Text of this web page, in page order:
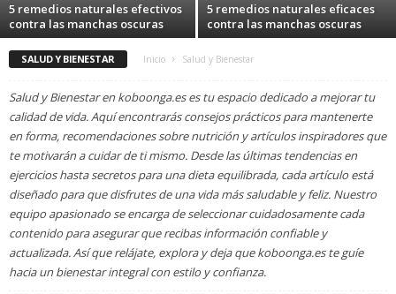
5 remedios naturales efectivos
contra las manchas oscuras
5 remedios naturales eficaces
contra las manchas oscuras
SALUD Y BIENESTAR Inicio Salud y Bienestar
Salud y Bienestar en koboonga.es es tu espacio dedicado a mejorar tu
calidad de vida. Aquí encontrarás consejos prácticos para mantenerte
en forma, recomendaciones sobre nutrición y artículos inspiradores que
te motivarán a cuidar de ti mismo. Desde las últimas tendencias en
ejercicios hasta secretos para una dieta equilibrada, cada artículo está
diseñado para que disfrutes de una vida más saludable y feliz. Nuestro
equipo apasionado se encarga de seleccionar cuidadosamente cada
contenido para asegurar que recibas información confiable y
actualizada. Así que relájate, explora y deja que koboonga.es te guíe
hacia un bienestar integral con estilo y confianza.